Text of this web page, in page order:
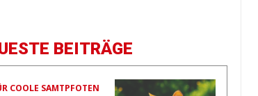
BEITRÄGE
COOLE SAMTPFOTEN